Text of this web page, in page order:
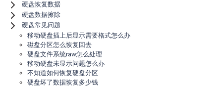
加入我们
帮助中心
客服热线：
破损文件修复
电脑数据恢复
破损文件修复
服务与支持
常见问题
联系我们
登录
硬盘恢复数据
硬盘数据擦除
硬盘常见问题
移动硬盘插上后显示需要格式怎么办
磁盘分区怎么恢复回去
硬盘文件系统raw怎么处理
移动硬盘未显示问题怎么办
不知道如何恢复硬盘分区
硬盘坏了数据恢复多少钱